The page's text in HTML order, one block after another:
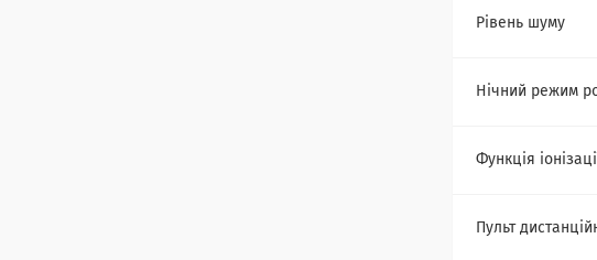
Рівень шуму
Нічний режим
Функція
Пульт